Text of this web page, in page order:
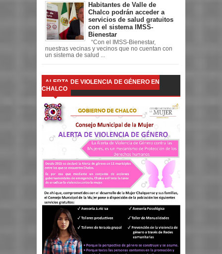
Habitantes de Valle de
Chalco podrán acceder a
servicios de salud gratuitos
con el sistema IMSS-
Bienestar
“Con el IMSS-Bienestar,
nuestras vecinas y vecinos que no cuentan con
un sistema de salud ...
ALERTA DE VIOLENCIA DE GÉNERO EN
CHALCO